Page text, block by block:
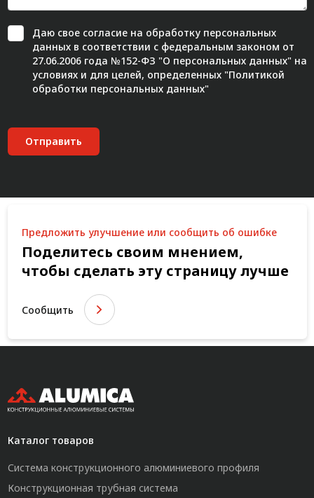
Даю свое согласиена обработку персональных
данных в соответствии с федеральным законом от
27.06.2006 года №152-ФЗ "О персональных данных" на
условиях и для целей, определенных "Политикой
обработки персональных данных"
Отправить
Предложить улучшение или сообщить об ошибке
Поделитесь своим мнением,
чтобы сделать эту страницу лучше
Сообщить
Каталог товаров
Система конструкционного алюминиевого профиля
Конструкционная трубная система